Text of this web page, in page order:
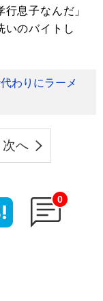
息子なんだ」
いのバイトし
わりにラーメ
次へ
0